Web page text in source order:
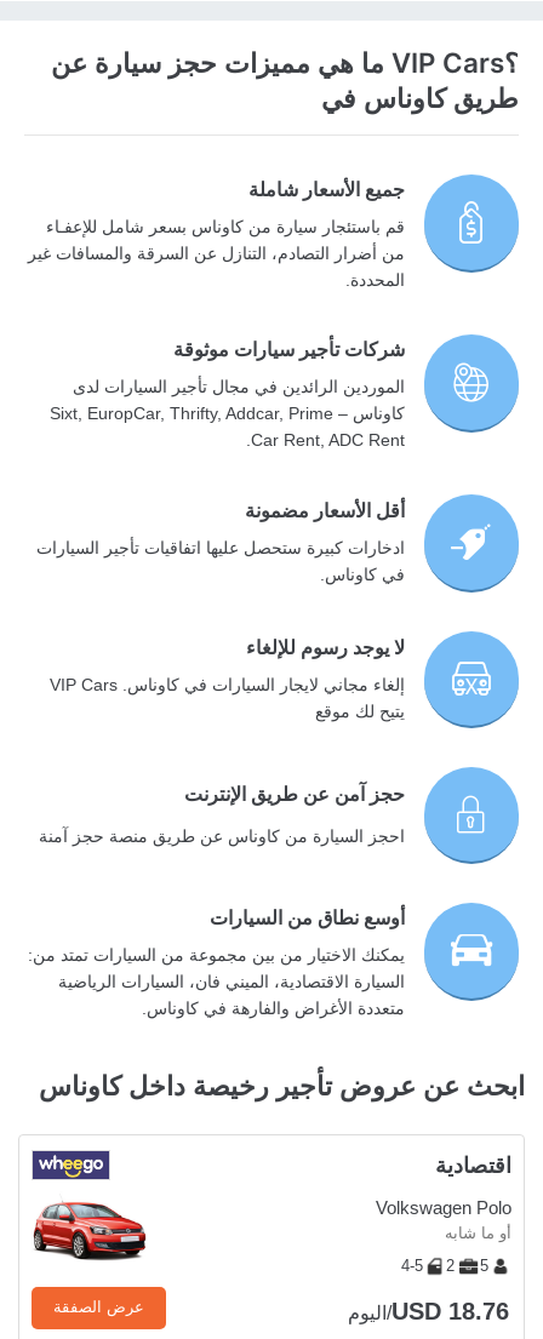
؟VIP Cars ما هي مميزات حجز سيارة عن
طريق كاوناس في
جميع الأسعار شاملة
قم باستئجار سيارة من كاوناس بسعر شامل للإعفـاء
من أضرار التصادم، التنازل عن السرقة والمسافات غير
المحددة.
شركات تأجير سيارات موثوقة
الموردين الرائدين في مجال تأجير السيارات لدى
كاوناس – Sixt, EuropCar, Thrifty, Addcar, Prime
Car Rent, ADC Rent.
أقل الأسعار مضمونة
ادخارات كبيرة ستحصل عليها اتفاقيات تأجير السيارات
في كاوناس.
لا يوجد رسوم للإلغاء
إلغاء مجاني لايجار السيارات في كاوناس. VIP Cars
يتيح لك موقع
حجز آمن عن طريق الإنترنت
احجز السيارة من كاوناس عن طريق منصة حجز آمنة
أوسع نطاق من السيارات
يمكنك الاختيار من بين مجموعة من السيارات تمتد من:
السيارة الاقتصادية، الميني فان، السيارات الرياضية
متعددة الأغراض والفارهة في كاوناس.
ابحث عن عروض تأجير رخيصة داخل كاوناس
اقتصادية
Volkswagen Polo
أو ما شابه
5
2
4-5
USD 18.76/اليوم عرض الصفقة